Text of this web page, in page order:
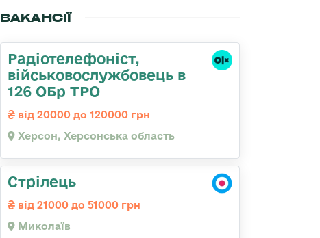
ВАКАНСІЇ
Радіотелефоніст,
військовослужбовець в
126 ОБр ТРО
від 20000 до 120000 грн
Херсон, Херсонська область
Стрілець
від 21000 до 51000 грн
Миколаїв